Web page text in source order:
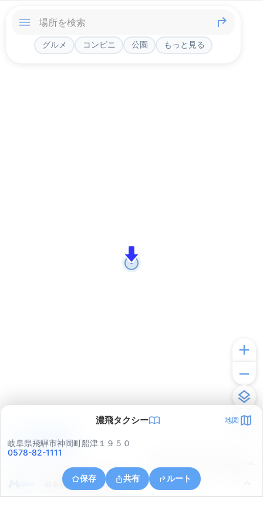
グルメ コンビニ 公園 もっと見る
濃飛タクシー 地図
岐阜県飛騨市神岡町船津１９５０
0578-82-1111
保存 共有 ルート
岐阜県飛騨市神岡町東町
アプリで見る